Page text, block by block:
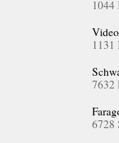
1044
1131
7632
6728